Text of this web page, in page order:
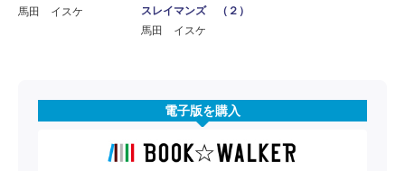
馬田 イスケ
スレイマンズ （２）
馬田 イスケ
電子版を購入